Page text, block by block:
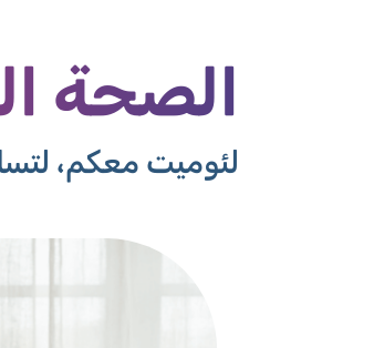
الصحة
لئوميت معكم،